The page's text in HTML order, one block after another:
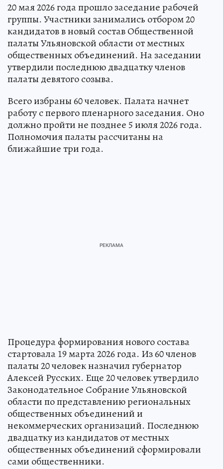
20 мая 2026 года прошло заседание рабочей
группы. Участники занимались отбором 20
кандидатов в новый состав Общественной
палаты Ульяновской области от местных
общественных объединений. На заседании
утвердили последнюю двадцатку членов
палаты девятого созыва.
Всего избраны 60 человек. Палата начнет
работу с первого пленарного заседания. Оно
должно пройти не позднее 5 июля 2026 года.
Полномочия палаты рассчитаны на
ближайшие три года.
Процедура формирования нового состава
стартовала 19 марта 2026 года. Из 60 членов
палаты 20 человек назначил губернатор
Алексей Русских. Еще 20 человек утвердило
Законодательное Собрание Ульяновской
области по представлению региональных
общественных объединений и
некоммерческих организаций. Последнюю
двадцатку из кандидатов от местных
общественных объединений сформировали
сами общественники.